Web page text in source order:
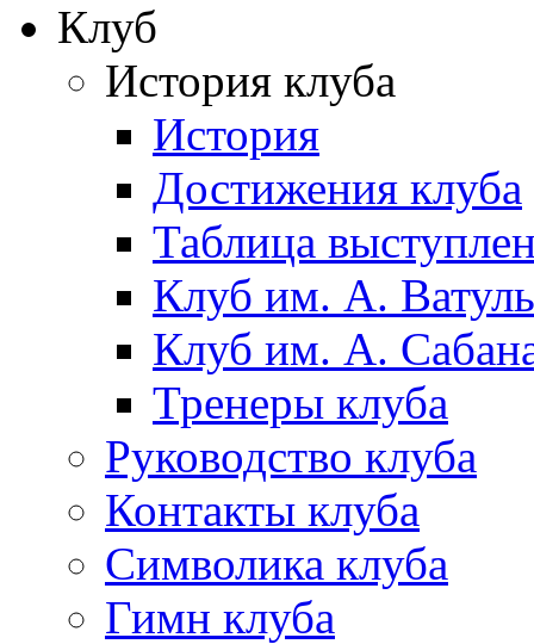
Клуб
История клуба
История
Достижения клуба
Таблица
Клуб им. А.
Клуб им. А.
Тренеры клуба
Руководство клуба
Контакты клуба
Символика клуба
Гимн клуба